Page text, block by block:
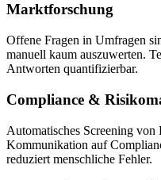
Marktforschung
Offene Fragen in Umfragen
manuell kaum auszuwerten.
Antworten quantifizierbar.
Compliance &
Automatisches Screening
Kommunikation auf
reduziert menschliche Fehler.